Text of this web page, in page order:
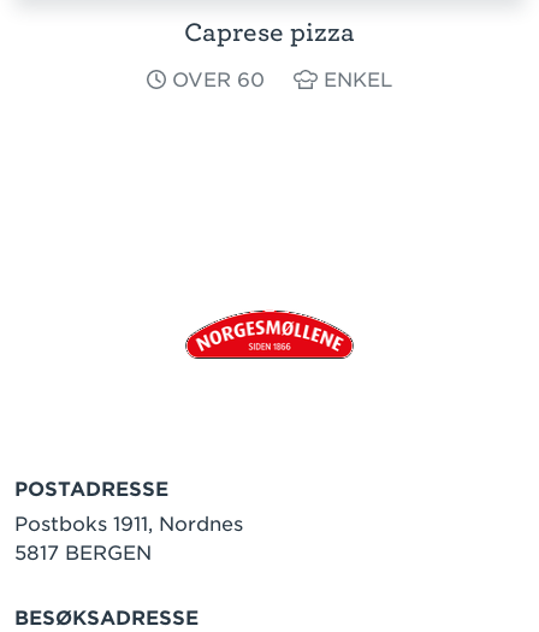
Caprese pizza
OVER 60 ENKEL
POSTADRESSE
Postboks 1911, Nordnes
5817 BERGEN
BESØKSADRESSE